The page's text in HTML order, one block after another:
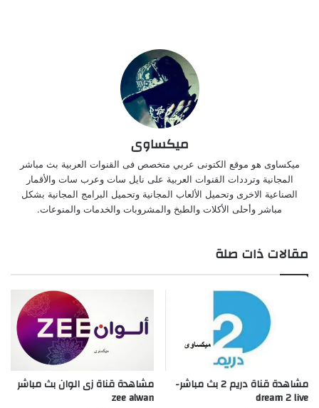
ميكساوى
ميكساوى هو موقع الكتونى عربي متخصص فى القنوات العربية بث مباشر
المجانية وترددات القنوات العربية على نايل سات وعرب سات والأقمار
الصناعية الاخرى وتحميل الألعاب المجانية وتحميل البرامج المجانية بشكل
مباشر وأحلى الأكلات والطبخ والمشروبات والخدمات والمنوعات.
مقالات ذات صلة
مشاهدة قناة دريم 2 بث مباشر-
dream 2 live
مشاهدة قناة زى الوان بث مباشر
zee alwan